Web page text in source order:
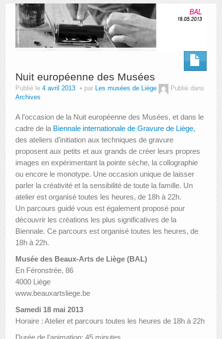
Nuit européenne des Musées
Publié le 4 avril 2013 par Les musées de Liège
Publié dans
Archives
A l’occasion de la Nuit européenne des Musées, et dans le
cadre de la Biennale internationale de Gravure de Liège,
des ateliers d’initiation aux techniques de gravure
proposent aux petits et aux grands de créer leurs propres
images en expérimentant la pointe sèche, la collographie
ou encore le monotype. Une occasion unique de laisser
parler la créativité et la sensibilité de toute la famille. Un
atelier est organisé toutes les heures, de 18h à 22h.
Un parcours guidé vous est également proposé pour
découvrir les créations les plus significatives de la
Biennale. Ce parcours est organisé toutes les heures, de
18h à 22h.
Musée des Beaux-Arts de Liège (BAL)
En Féronstrée, 86
4000 Liège
www.beauxartsliege.be
Samedi 18 mai 2013
Horaire : Atelier et parcours toutes les heures de 18h à 22h
Durée de l’animation: 45 minutes